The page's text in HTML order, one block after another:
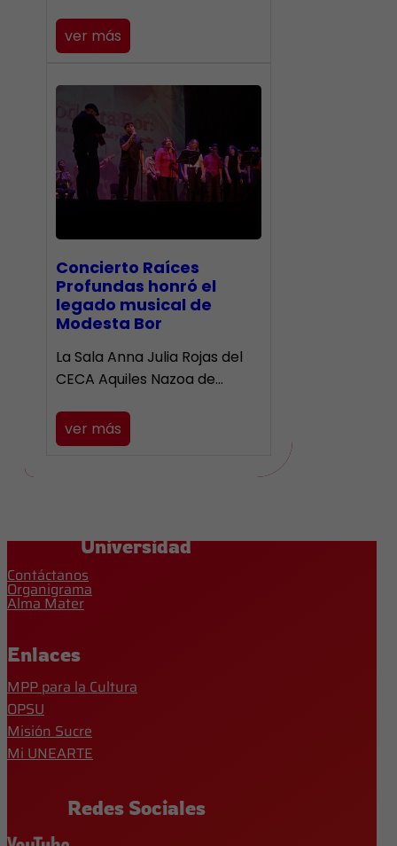
ver más
​Concierto Raíces
Profundas honró el
legado musical de
Modesta Bor
La Sala Anna Julia Rojas del
CECA Aquiles Nazoa de…
ver más
Universidad
Contáctanos
Organigrama
Alma Mater
Enlaces
MPP para la Cultura
OPSU
Misión Sucre
Mi UNEARTE
Redes Sociales